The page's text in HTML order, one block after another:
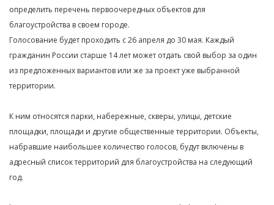
определить перечень первоочередных объектов для
благоустройства в своем городе.
Голосование будет проходить с 26 апреля до 30 мая. Каждый
гражданин России старше 14 лет может отдать свой выбор за один
из предложенных вариантов или же за проект уже выбранной
территории.
К ним относятся парки, набережные, скверы, улицы, детские
площадки, площади и другие общественные территории. Объекты,
набравшие наибольшее количество голосов, будут включены в
адресный список территорий для благоустройства на следующий
год.